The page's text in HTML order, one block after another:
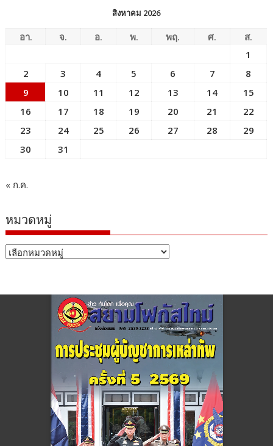
สิงหาคม 2026
อา. จ. อ. พ. พฤ. ศ.
ส.
1
2
3 4 5 6 7
8
9
10 11 12 13 14
15
16
17 18 19 20 21
22
23
24 25 26 27 28
29
30
31
« ก.ค.
หมวดหมู่
หมวด